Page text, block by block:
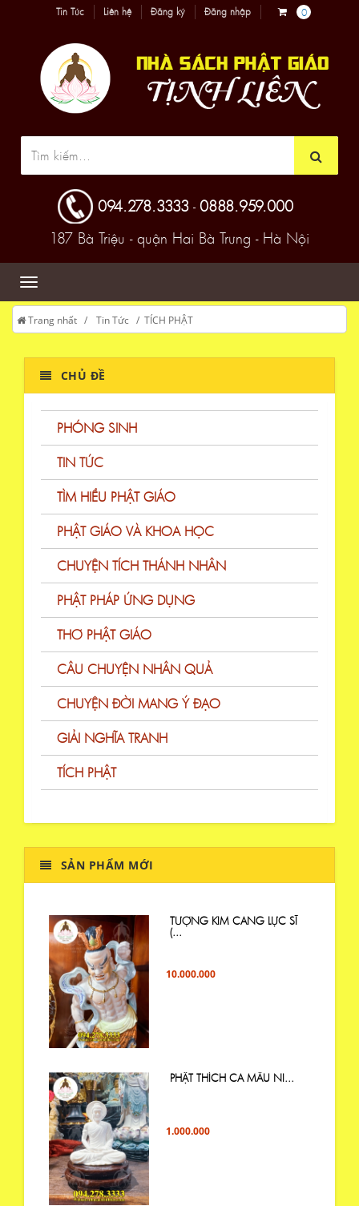
Tin Tức Liên hệ Đăng ký Đăng nhập 0
094.278.3333 - 0888.959.000
187 Bà Triệu - quận Hai Bà Trưng - Hà Nội
Trang nhất Tin Tức TÍCH PHẬT
CHỦ ĐỀ
PHÓNG SINH
TIN TỨC
TÌM HIỂU PHẬT GIÁO
PHẬT GIÁO VÀ KHOA HỌC
CHUYỆN TÍCH THÁNH NHÂN
PHẬT PHÁP ỨNG DỤNG
THƠ PHẬT GIÁO
CÂU CHUYỆN NHÂN QUẢ
CHUYỆN ĐỜI MANG Ý ĐẠO
GIẢI NGHĨA TRANH
TÍCH PHẬT
SẢN PHẨM MỚI
TƯỢNG KIM CANG LỰC SĨ
(...
10.000.000
PHẬT THÍCH CA MÂU NI...
1.000.000